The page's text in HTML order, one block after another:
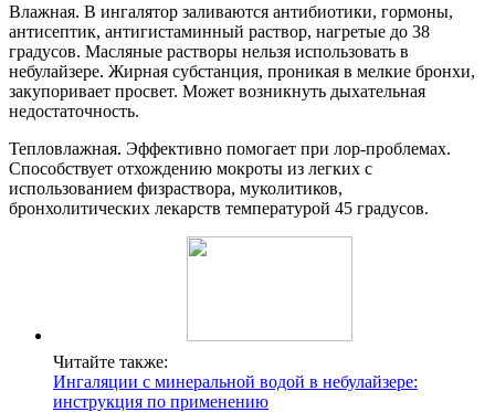
Влажная. В ингалятор заливаются антибиотики, гормоны,
антисептик, антигистаминный раствор, нагретые до 38
градусов. Масляные растворы нельзя использовать в
небулайзере. Жирная субстанция, проникая в мелкие бронхи,
закупоривает просвет. Может возникнуть дыхательная
недостаточность.
Тепловлажная. Эффективно помогает при лор-проблемах.
Способствует отхождению мокроты из легких с
использованием физраствора, муколитиков,
бронхолитических лекарств температурой 45 градусов.
Читайте также:
Ингаляции с минеральной водой в небулайзере:
инструкция по применению